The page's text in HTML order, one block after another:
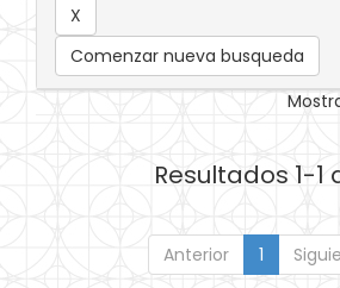
Comenzar nueva busqueda
Resultados 1-1
Anterior 1